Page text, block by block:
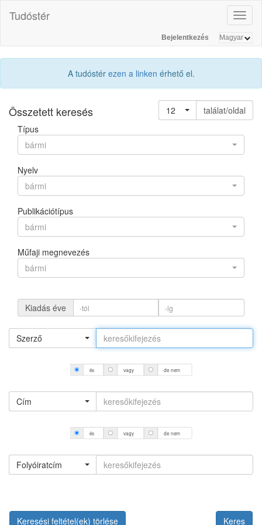
Tudóstér
Bejelentkezés
A tudóstér ezen a linken érhető el.
Összetett keresés 12
találat/oldal
Típus
bármi
Nyelv
bármi
Publikációtípus
bármi
Műfaji megnevezés
bármi
Kiadás éve
Szerző
és vagy de nem
Cím
és vagy de nem
Folyóiratcím
Keresési feltétel(ek) törlése